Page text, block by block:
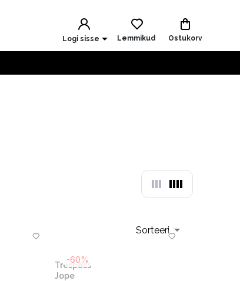
Logi sisse Lemmikud Ostukorv
Sorteeri
-60%
Trespass
Jope